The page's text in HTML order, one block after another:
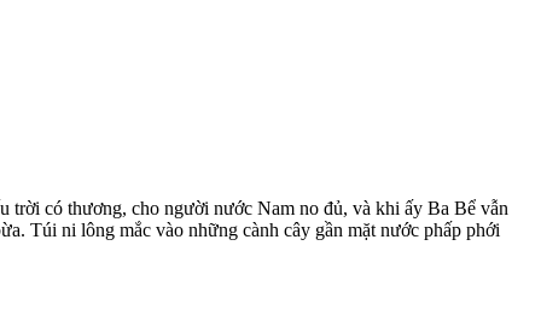
trời có thương, cho người nước Nam no đủ, và khi ấy Ba Bể vẫn
Túi ni lông mắc vào những cành cây gần mặt nước phấp phới